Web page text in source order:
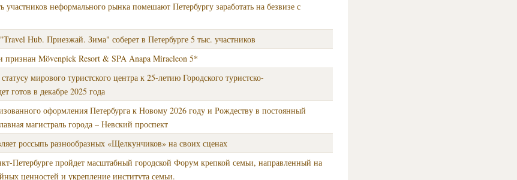
неформального рынка помешают Петербургу заработать на безвизе с
Hub. Приезжай. Зима" соберет в Петербурге 5 тыс. участников
Mövenpick Resort & SPA Anapa Miracleon 5*
мирового туристского центра к 25-летию Городского туристско-
готов в декабре 2025 года
оформления Петербурга к Новому 2026 году и Рождеству в постоянный
магистраль города – Невский проспект
россыпь разнообразных «Щелкунчиков» на своих сценах
Петербурге пройдет масштабный городской Форум крепкой семьи, направленный на
ценностей и укрепление института семьи.